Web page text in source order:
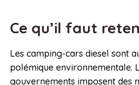
Ce qu’il faut
Les camping-cars diesel sont
polémique environnementale.
gouvernements imposent des